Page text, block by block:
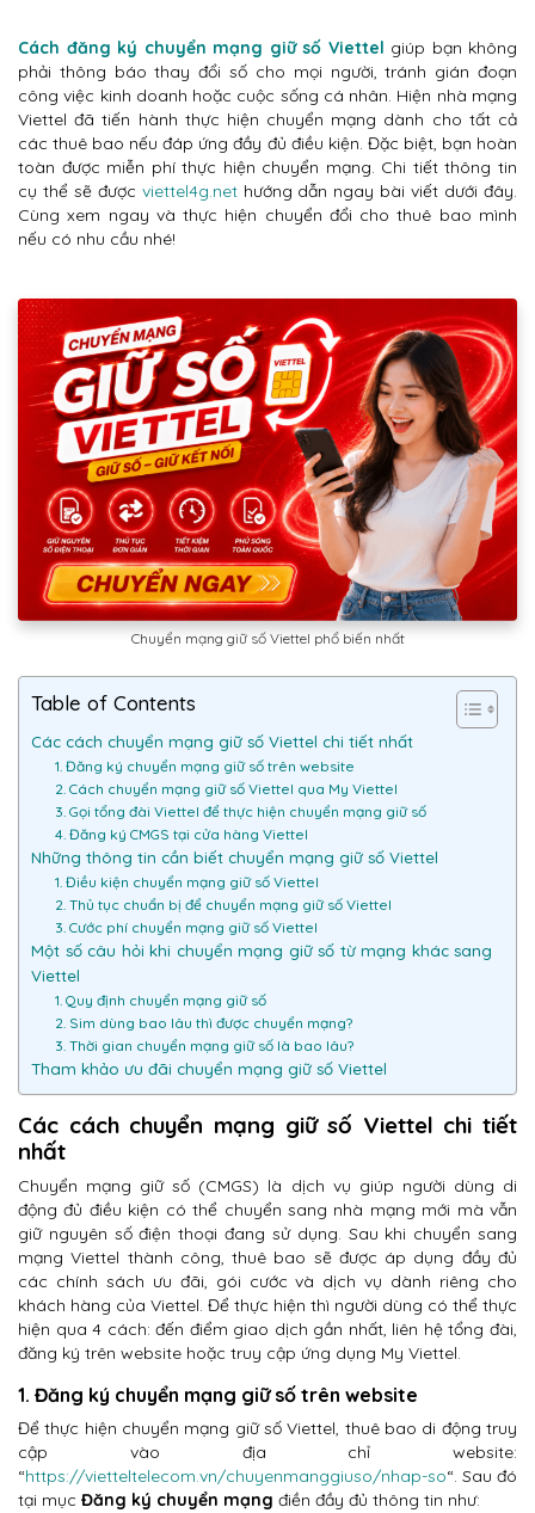
Cách đăng ký chuyển mạng giữ số Viettel giúp bạn không
phải thông báo thay đổi số cho mọi người, tránh gián đoạn
công việc kinh doanh hoặc cuộc sống cá nhân. Hiện nhà mạng
Viettel đã tiến hành thực hiện chuyển mạng dành cho tất cả
các thuê bao nếu đáp ứng đầy đủ điều kiện. Đặc biệt, bạn hoàn
toàn được miễn phí thực hiện chuyển mạng. Chi tiết thông tin
cụ thể sẽ được viettel4g.nethướng dẫn ngay bài viết dưới đây.
Cùng xem ngay và thực hiện chuyển đổi cho thuê bao mình
nếu có nhu cầu nhé!
Chuyển mạng giữ số Viettel phổ biến nhất
Table of Contents
Các cách chuyển mạng giữ số Viettel chi tiết nhất
1. Đăng ký chuyển mạng giữ số trên website
2. Cách chuyển mạng giữ số Viettel qua My Viettel
3. Gọi tổng đài Viettel để thực hiện chuyển mạng giữ số
4. Đăng ký CMGS tại cửa hàng Viettel
Những thông tin cần biết chuyển mạng giữ số Viettel
1. Điều kiện chuyển mạng giữ số Viettel
2. Thủ tục chuẩn bị để chuyển mạng giữ số Viettel
3. Cước phí chuyển mạng giữ số Viettel
Một số câu hỏi khi chuyển mạng giữ số từ mạng khác sang
Viettel
1. Quy định chuyển mạng giữ số
2. Sim dùng bao lâu thì được chuyển mạng?
3. Thời gian chuyển mạng giữ số là bao lâu?
Tham khảo ưu đãi chuyển mạng giữ số Viettel
Các cách chuyển mạng giữ số Viettel chi tiết
nhất
Chuyển mạng giữ số (CMGS) là dịch vụ giúp người dùng di
động đủ điều kiện có thể chuyển sang nhà mạng mới mà vẫn
giữ nguyên số điện thoại đang sử dụng. Sau khi chuyển sang
mạng Viettel thành công, thuê bao sẽ được áp dụng đầy đủ
các chính sách ưu đãi, gói cước và dịch vụ dành riêng cho
khách hàng của Viettel. Để thực hiện thì người dùng có thể thực
hiện qua 4 cách: đến điểm giao dịch gần nhất, liên hệ tổng đài,
đăng ký trên website hoặc truy cập ứng dụng My Viettel.
1. Đăng ký chuyển mạng giữ số trên website
Để thực hiện chuyển mạng giữ số Viettel, thuê bao di động truy
cập vào địa chỉ website:
“https://vietteltelecom.vn/chuyenmanggiuso/nhap-so“. Sau đó
tại mục Đăng ký chuyển mạng điền đầy đủ thông tin như: